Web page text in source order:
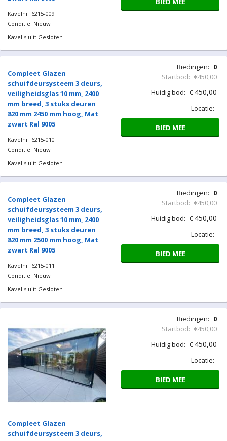
schuifdeursysteem 3 deurs,
veiligheidsglas 10 mm, 2400
mm breed, 3 stuks deuren
820 mm 2400 mm hoog, Mat
zwart Ral 9005
Kavelnr: 6215-009
Conditie: Nieuw
Startbod: €450,00
Huidig bod: €450,00
Locatie:
BIED MEE
schuifdeursysteem 3 deurs,
veiligheidsglas 10 mm, 2400
mm breed, 3 stuks deuren
820 mm 2450 mm hoog, Mat
zwart Ral 9005
Kavelnr: 6215-010
Conditie: Nieuw
Startbod: €450,00
Huidig bod: €450,00
Locatie:
BIED MEE
Compleet Glazen
schuifdeursysteem 3 deurs,
mm breed, 3 stuks deuren
820 mm 2500 mm hoog, Mat
Startbod: €450,00
Huidig bod: €450,00
Locatie:
BIED MEE